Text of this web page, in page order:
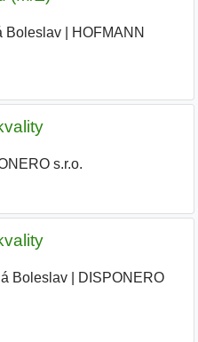
Boleslav
HOFMANN
s.r.o.
Boleslav|
DISPONERO